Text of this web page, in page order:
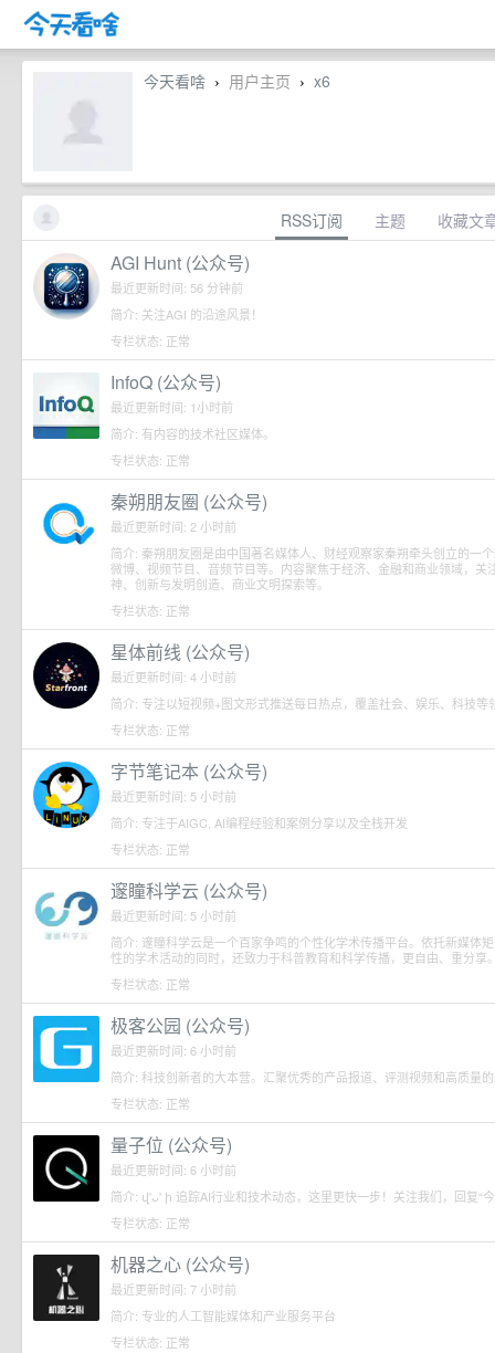
今天看啥 › 用户主页 › x6
RSS订阅 主题 收藏文
AGI Hunt (公众号)
最近更新时间: 56 分钟前
简介: 关注AGI 的沿途风景！
专栏状态: 正常
InfoQ (公众号)
最近更新时间: 1小时前
简介: 有内容的技术社区媒体。
专栏状态: 正常
秦朔朋友圈 (公众号)
最近更新时间: 2 小时前
简介: 秦朔朋友圈是由中国著名媒体人、财经观察家秦朔牵头创立的一
微博、视频节目、音频节目等。内容聚焦于经济、金融和商业领域，
神、创新与发明创造、商业文明探索等。
专栏状态: 正常
星体前线 (公众号)
最近更新时间: 4 小时前
简介: 专注以短视频+图文形式推送每日热点，覆盖社会、娱乐、科技等
专栏状态: 正常
字节笔记本 (公众号)
最近更新时间: 5 小时前
简介: 专注于AIGC, AI编程经验和案例分享以及全栈开发
专栏状态: 正常
邃瞳科学云 (公众号)
最近更新时间: 5 小时前
简介: 邃瞳科学云是一个百家争鸣的个性化学术传播平台。依托新媒体
性的学术活动的同时，还致力于科普教育和科学传播，更自由、重分享
专栏状态: 正常
极客公园 (公众号)
最近更新时间: 6 小时前
简介: 科技创新者的大本营。汇聚优秀的产品报道、评测视频和高质量
专栏状态: 正常
量子位 (公众号)
最近更新时间: 6 小时前
简介: վ'ᴗ' ի 追踪AI行业和技术动态，这里更快一步！关注我们，回复“
专栏状态: 正常
机器之心 (公众号)
最近更新时间: 7 小时前
简介: 专业的人工智能媒体和产业服务平台
专栏状态: 正常